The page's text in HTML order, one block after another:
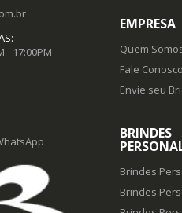
- 17:00PM
EMPRESA
Quem
Fale Conosco
Envie seu
BRINDES
Brindes
Brindes